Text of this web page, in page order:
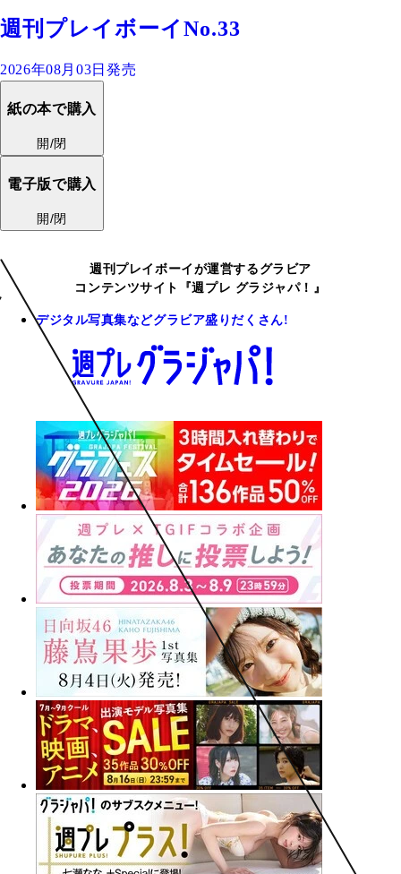
週刊プレイボーイNo.33
2026年08月03日発売
紙の本で購入
開/閉
電子版で購入
開/閉
週刊プレイボーイが運営するグラビア
コンテンツサイト『週プレ グラジャパ！』
デジタル写真集などグラビア盛りだくさん!